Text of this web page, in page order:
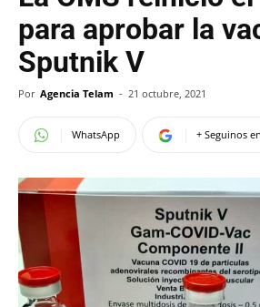
para aprobar la
Sputnik V
Por Agencia Telam - 21 octubre, 2021
WhatsApp + Seguinos